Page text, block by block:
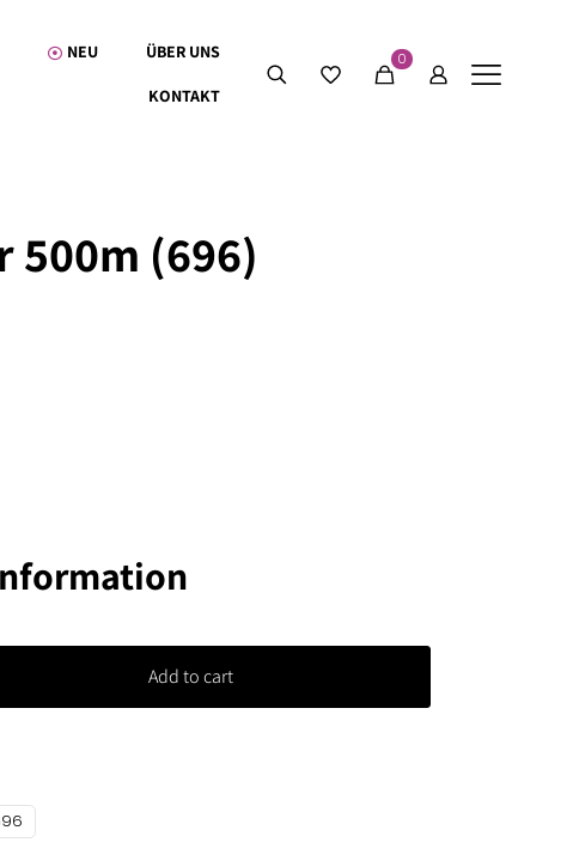
NEU ÜBER UNS
KONTAKT
0
500m (696)
Add to cart